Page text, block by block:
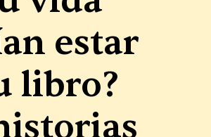
estar
libro?